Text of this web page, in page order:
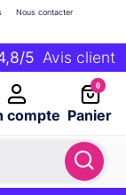
compte
Nous contacter
0
Panier